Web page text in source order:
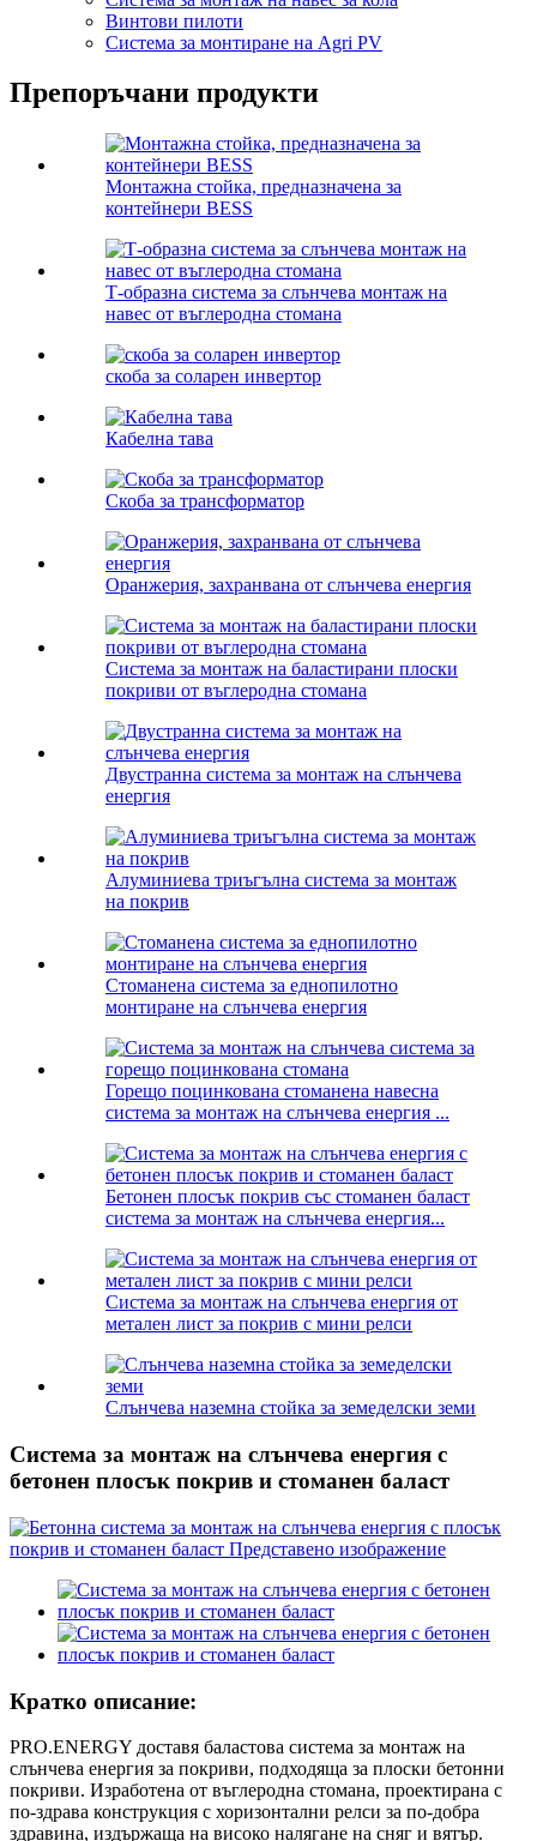
Винтови пилоти
Система за монтиране на Agri PV
Препоръчани продукти
Монтажна стойка, предназначена за
контейнери BESS
Т-образна система за слънчева монтаж на
навес от въглеродна стомана
скоба за соларен инвертор
Кабелна тава
Скоба за трансформатор
Оранжерия, захранвана от слънчева енергия
Система за монтаж на баластирани плоски
покриви от въглеродна стомана
Двустранна система за монтаж на слънчева
енергия
Алуминиева триъгълна система за монтаж
на покрив
Стоманена система за еднопилотно
монтиране на слънчева енергия
Горещо поцинкована стоманена навесна
система за монтаж на слънчева енергия ...
Бетонен плосък покрив със стоманен баласт
система за монтаж на слънчева енергия...
Система за монтаж на слънчева енергия от
метален лист за покрив с мини релси
Слънчева наземна стойка за земеделски земи
Система за монтаж на слънчева енергия с
бетонен плосък покрив и стоманен баласт
Кратко описание:
PRO.ENERGY доставя баластова система за монтаж на
слънчева енергия за покриви, подходяща за плоски бетонни
покриви. Изработена от въглеродна стомана, проектирана с
по-здрава конструкция с хоризонтални релси за по-добра
здравина, издържаща на високо налягане на сняг и вятър.